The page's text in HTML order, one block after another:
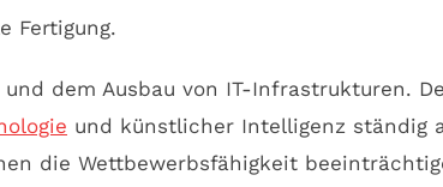
Fertigung.
dem Ausbau von IT-Infrastrukturen.
und künstlicher Intelligenz ständig
die Wettbewerbsfähigkeit